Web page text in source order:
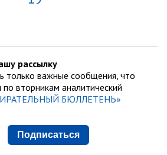
рассылку
только важные сообщения, что
по вторникам аналитический
БЮЛЛЕТЕНЬ»
Подписаться